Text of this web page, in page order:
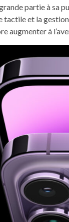
partie à sa
et la
augmenter à